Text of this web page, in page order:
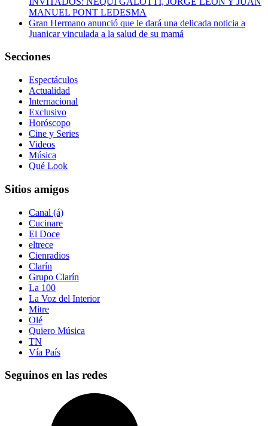
MANUEL PONT LEDESMA
Gran Hermano anunció que le dará una delicada noticia a
Juanicar vinculada a la salud de su mamá
Secciones
Espectáculos
Actualidad
Internacional
Exclusivo
Horóscopo
Cine y Series
Videos
Música
Qué Look
Sitios amigos
Canal (á)
Cucinare
El Doce
eltrece
Cienradios
Clarín
Grupo Clarín
La 100
La Voz del Interior
Mitre
Olé
Quiero Música
TN
Vía País
Seguinos en las redes